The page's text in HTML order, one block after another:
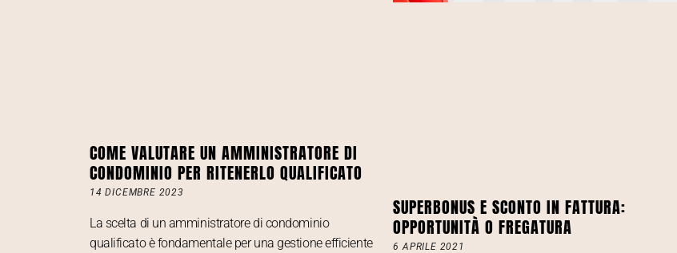
COME VALUTARE UN AMMINISTRATORE DI
CONDOMINIO PER RITENERLO QUALIFICATO
14 DICEMBRE 2023
La scelta di un amministratore di condominio
qualificato è fondamentale per una gestione efficiente
SUPERBONUS E SCONTO IN FATTURA:
OPPORTUNITÀ O FREGATURA
6 APRILE 2021